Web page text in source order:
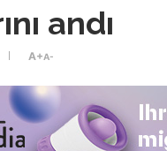
andı
A+A-